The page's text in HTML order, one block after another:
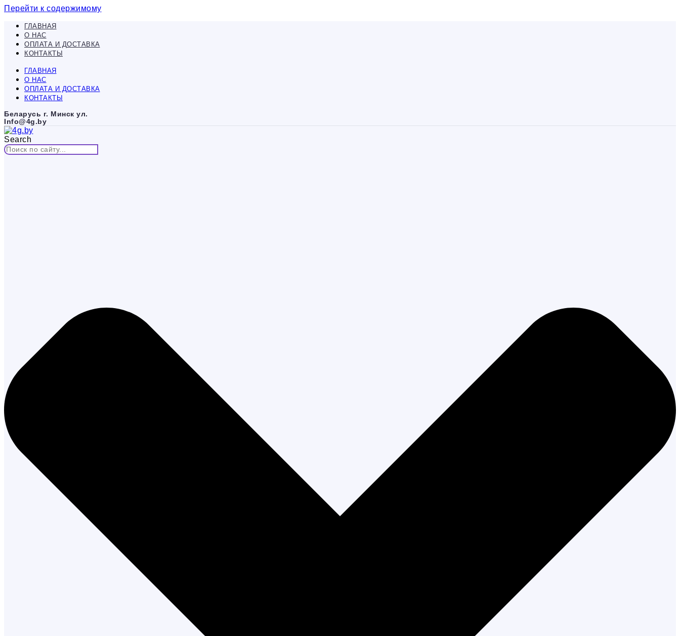
Перейти к содержимому
ГЛАВНАЯ
О НАС
ОПЛАТА И ДОСТАВКА
КОНТАКТЫ
ГЛАВНАЯ
О НАС
ОПЛАТА И ДОСТАВКА
КОНТАКТЫ
Беларусь г. Минск ул.
Info@4g.by
Search